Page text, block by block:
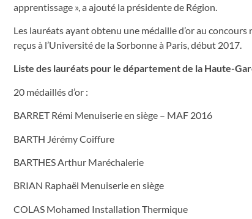
apprentissage », a ajouté la présidente de Région.
Les lauréats ayant obtenu une médaille d’or au
reçus à l’Université de la Sorbonne à Paris, début 2017.
Liste des lauréats pour le département de la Haute-
20 médaillés d’or :
BARRET Rémi Menuiserie en siège – MAF 2016
BARTH Jérémy Coiffure
BARTHES Arthur Maréchalerie
BRIAN Raphaël Menuiserie en siège
COLAS Mohamed Installation Thermique